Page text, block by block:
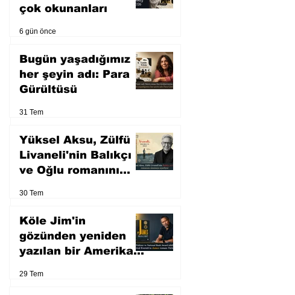
çok okunanları
6 gün önce
Bugün yaşadığımız
her şeyin adı: Para
Gürültüsü
31 Tem
Yüksel Aksu, Zülfü
Livaneli'nin Balıkçı
ve Oğlu romanını
30 Tem
Köle Jim'in
gözünden yeniden
yazılan bir Amerikan
29 Tem